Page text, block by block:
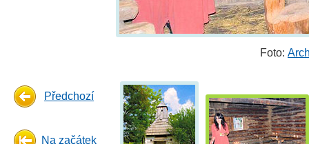
Foto:
Předchozí
Na začátek